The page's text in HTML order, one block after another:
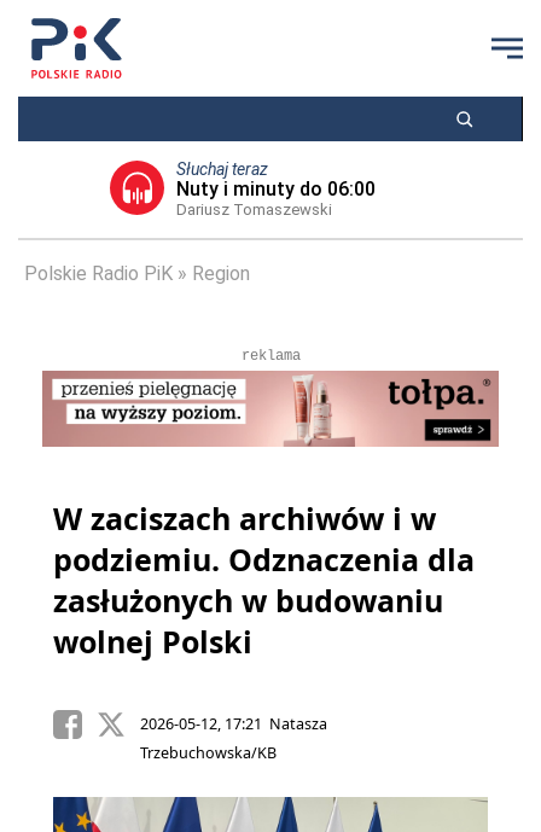
Słuchaj teraz
Nuty i minuty do 06:00
Dariusz Tomaszewski
Polskie Radio PiK Region
reklama
W zaciszach archiwów i w
podziemiu. Odznaczenia dla
zasłużonych w budowaniu
wolnej Polski
2026-05-12, 17:21 Natasza
Trzebuchowska/KB